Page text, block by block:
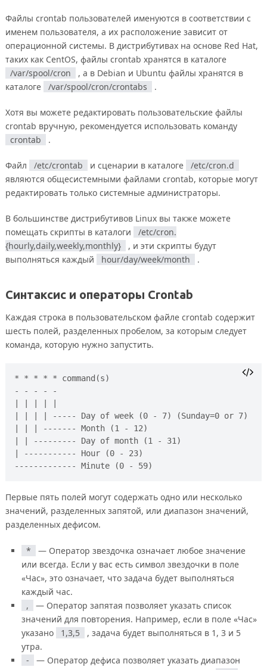
Файлы crontab пользователей именуются в соответствии с
именем пользователя, а их расположение зависит от
операционной системы. В дистрибутивах на основе Red Hat,
таких как CentOS, файлы crontab хранятся в каталоге
/var/spool/cron
, а в Debian и Ubuntu файлы хранятся в
каталоге
/var/spool/cron/crontabs .
Хотя вы можете редактировать пользовательские файлы
crontab вручную, рекомендуется использовать команду
crontab
.
Файл /etc/crontab и сценарии в каталоге
/etc/cron.d
являются общесистемными файлами crontab, которые могут
редактировать только системные администраторы.
В большинстве дистрибутивов Linux вы также можете
помещать скрипты в каталоги
/etc/cron.
{hourly,daily,weekly,monthly}
, и эти скрипты будут
выполняться каждый
hour/day/week/month .
Синтаксис и операторы Crontab
Каждая строка в пользовательском файле crontab содержит
шесть полей, разделенных пробелом, за которым следует
команда, которую нужно запустить.
* * * * * command(s)
- - - - -
| | | | ----- Day of week (0 - 7) (Sunday=0 or 7)
| | | ------- Month (1 - 12)
| | --------- Day of month (1 - 31)
| ----------- Hour (0 - 23)
Первые пять полей могут содержать одно или несколько
значений, разделенных запятой, или диапазон значений,
разделенных дефисом.
*
— Оператор звездочка означает любое значение
или всегда. Если у вас есть символ звездочки в поле
«Час», это означает, что задача будет выполняться
каждый час.
,
— Оператор запятая позволяет указать список
значений для повторения. Например, если в поле «Час»
указано
1,3,5
, задача будет выполняться в 1, 3 и 5
утра.
-
— Оператор дефиса позволяет указать диапазон